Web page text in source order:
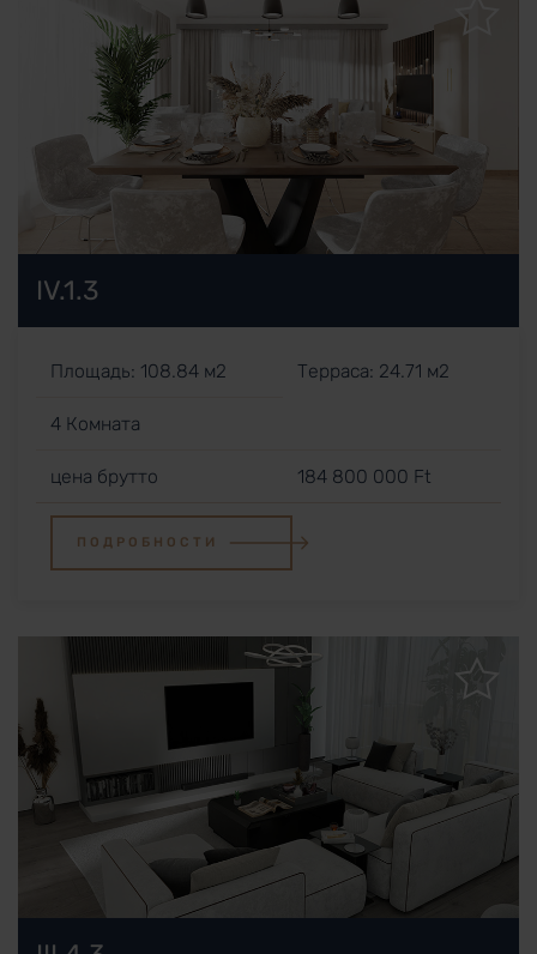
IV.1.3
Площадь: 108.84 м2 Терраса: 24.71 м2
4 Комната
цена брутто 184 800 000 Ft
ПОДРОБНОСТИ